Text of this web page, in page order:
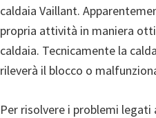
caldaia Vaillant.
propria attività in maniera
caldaia. Tecnicamente la
rileverà il blocco o
Per risolvere i problemi legati